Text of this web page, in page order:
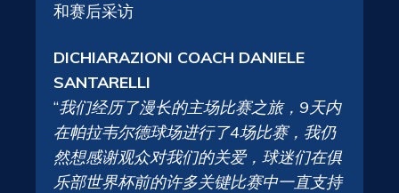
和赛后采访
DICHIARAZIONI COACH DANIELE
SANTARELLI
“我们经历了漫长的主场比赛之旅，9天内
在帕拉韦尔德球场进行了4场比赛，我仍
然想感谢观众对我们的关爱，球迷们在俱
乐部世界杯前的许多关键比赛中一直支持